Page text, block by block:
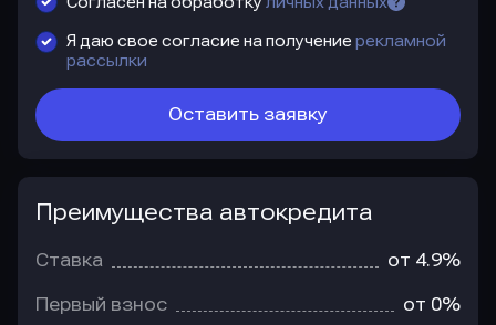
Я даю свое согласие на получение рекламной
рассылки
Оставить заявку
Преимущества автокредита
Ставка от 4.9%
Первый взнос от 0%